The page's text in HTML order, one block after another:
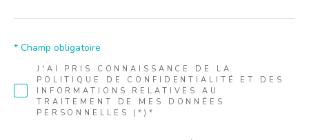
J'AI PRIS CONNAISSANCE DE LA
POLITIQUE DE CONFIDENTIALITÉ ET DES
INFORMATIONS RELATIVES AU
TRAITEMENT DE MES DONNÉES
PERSONNELLES (*)*
* Champ obligatoire